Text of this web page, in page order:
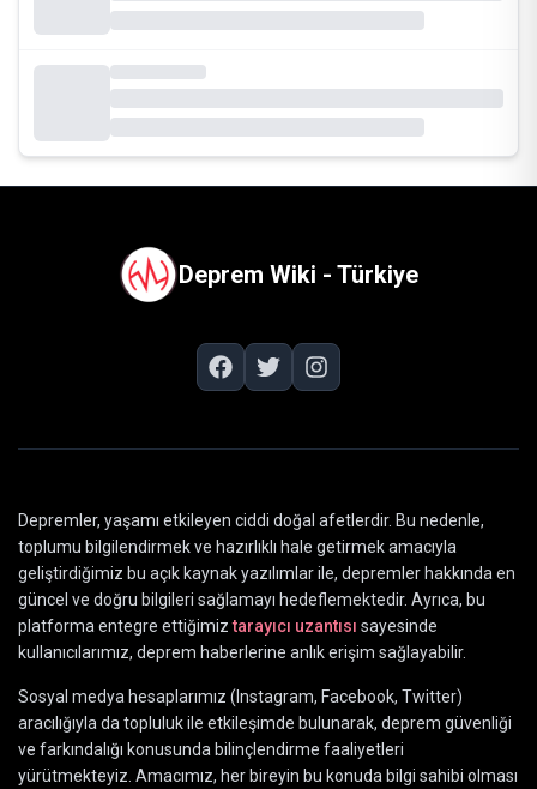
Deprem Wiki - Türkiye
Depremler, yaşamı etkileyen ciddi doğal afetlerdir. Bu nedenle,
toplumu bilgilendirmek ve hazırlıklı hale getirmek amacıyla
geliştirdiğimiz bu açık kaynak yazılımlar ile, depremler hakkında en
güncel ve doğru bilgileri sağlamayı hedeflemektedir. Ayrıca, bu
platforma entegre ettiğimiz tarayıcı uzantısı sayesinde
kullanıcılarımız, deprem haberlerine anlık erişim sağlayabilir.
Sosyal medya hesaplarımız (Instagram, Facebook, Twitter)
aracılığıyla da topluluk ile etkileşimde bulunarak, deprem güvenliği
ve farkındalığı konusunda bilinçlendirme faaliyetleri
yürütmekteyiz. Amacımız, her bireyin bu konuda bilgi sahibi olması